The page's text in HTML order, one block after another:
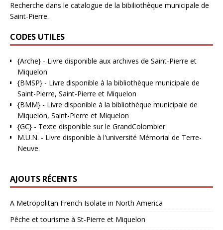
Recherche dans le catalogue de la bibiliothèque municipale de
Saint-Pierre.
CODES UTILES
{Arche} - Livre disponible aux archives de Saint-Pierre et
Miquelon
{BMSP} - Livre disponible à la bibliothèque municipale de
Saint-Pierre, Saint-Pierre et Miquelon
{BMM} - Livre disponible à la bibliothèque municipale de
Miquelon, Saint-Pierre et Miquelon
{GC} - Texte disponible sur le GrandColombier
M.U.N. - Livre disponible à l'université Mémorial de Terre-
Neuve.
AJOUTS RÉCENTS
A Metropolitan French Isolate in North America
Pêche et tourisme à St-Pierre et Miquelon